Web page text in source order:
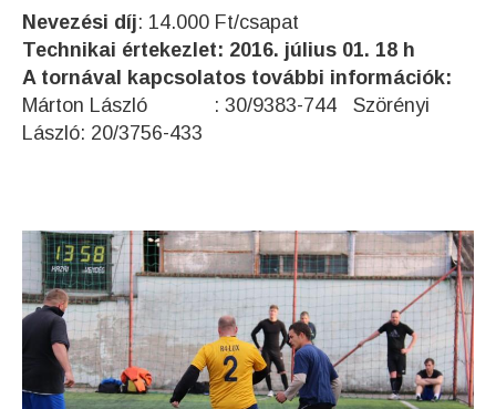
Nevezési díj: 14.000 Ft/csapat
Technikai értekezlet: 2016. július 01. 18 h
A tornával kapcsolatos további információk:
Márton László : 30/9383-744 Szörényi
László: 20/3756-433